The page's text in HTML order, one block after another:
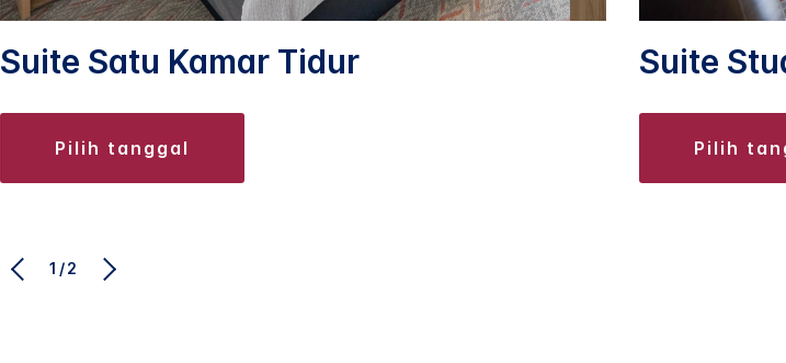
Suite Satu Kamar Tidur
pilih tanggal
Suite
pilih
1/2